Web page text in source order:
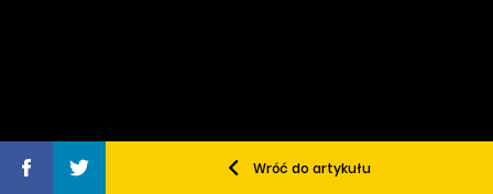
Wróć do artykułu